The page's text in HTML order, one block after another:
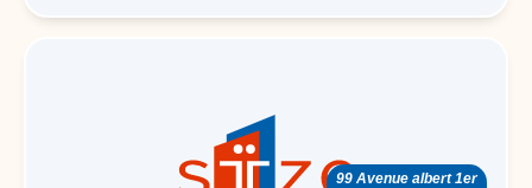
99 Avenue albert 1er